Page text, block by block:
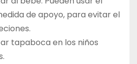
de apoyo, para evitar el
tapaboca en los niños